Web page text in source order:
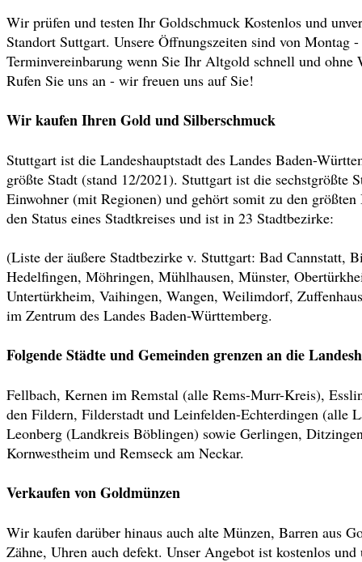
Wir prüfen und testen Ihr Goldschmuck Kostenlos und
Standort Suttgart. Unsere Öffnungszeiten sind von
Terminvereinbarung wenn Sie Ihr Altgold schnell und ohne
Rufen Sie uns an - wir freuen uns auf Sie!
Wir kaufen Ihren Gold und Silberschmuck
Stuttgart ist die Landeshauptstadt des Landes Baden-
größte Stadt (stand 12/2021). Stuttgart ist die sechstgrößte
Einwohner (mit Regionen) und gehört somit zu den
den Status eines Stadtkreises und ist in 23 Stadtbezirke:
(Liste der äußere Stadtbezirke v. Stuttgart: Bad Cannstatt,
Hedelfingen, Möhringen, Mühlhausen, Münster,
Untertürkheim, Vaihingen, Wangen, Weilimdorf,
im Zentrum des Landes Baden-Württemberg.
Folgende Städte und Gemeinden grenzen an die
Fellbach, Kernen im Remstal (alle Rems-Murr-Kreis),
den Fildern, Filderstadt und Leinfelden-Echterdingen (alle
Leonberg (Landkreis Böblingen) sowie Gerlingen,
Kornwestheim und Remseck am Neckar.
Verkaufen von Goldmünzen
Wir kaufen darüber hinaus auch alte Münzen, Barren aus
Zähne, Uhren auch defekt. Unser Angebot ist kostenlos